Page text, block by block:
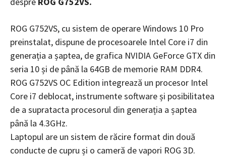
ROG G752VS, cu sistem de operare Windows 10 Pro
preinstalat, dispune de procesoarele Intel Core i7 din
generația a șaptea, de grafica NVIDIA GeForce GTX din
seria 10 și de până la 64GB de memorie RAM DDR4.
ROG G752VS OC Edition integrează un procesor Intel
Core i7 deblocat, instrumente software și posibilitatea
de a supratacta procesorul din generația a șaptea
până la 4.3GHz.
Laptopul are un sistem de răcire format din două
conducte de cupru și o cameră de vapori ROG 3D.